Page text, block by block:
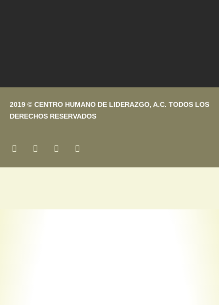
2019 © CENTRO HUMANO DE LIDERAZGO, A.C. TODOS LOS
DERECHOS RESERVADOS